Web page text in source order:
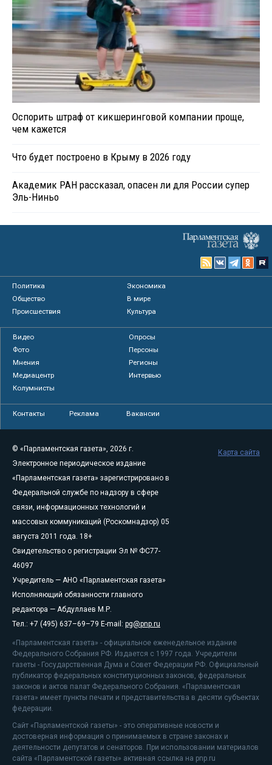
Оспорить штраф от кикшеринговой компании проще,
чем кажется
Что будет построено в Крыму в 2026 году
Академик РАН рассказал, опасен ли для России супер
Эль-Ниньо
Политика
Экономика
Общество
В мире
Происшествия
Культура
Видео
Опросы
Фото
Персоны
Мнения
Регионы
Медиацентр
Интервью
Колумнисты
Контакты Реклама Вакансии
© «Парламентская газета», 2026 г.
Электронное периодическое издание
«Парламентская газета» зарегистрировано в
Федеральной службе по надзору в сфере
связи, информационных технологий и
массовых коммуникаций (Роскомнадзор) 05
августа 2011 года. 18+
Свидетельство о регистрации Эл № ФС77-
46097
Учредитель — АНО «Парламентская газета»
Исполняющий обязанности главного
редактора — Абдуллаев М.Р.
Тел.: +7 (495) 637–69–79 E-mail: pg@pnp.ru
«Парламентская газета» - официальное еженедельное издание
Федерального Собрания РФ. Издается с 1997 года. Учредители
газеты - Государственная Дума и Совет Федерации РФ. Официальный
публикатор федеральных конституционных законов, федеральных
законов и актов палат Федерального Собрания. «Парламентская
газета» имеет пункты печати и представительства в десяти субъектах
федерации.
Сайт «Парламентской газеты» - это оперативные новости и
достоверная информация о принимаемых в стране законах и
деятельности депутатов и сенаторов. При использовании материалов
сайта «Парламентской газеты» активная ссылка на pnp.ru
Карта сайта